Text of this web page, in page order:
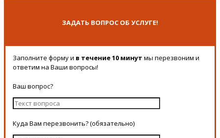
ЗАДАТЬ ВОПРОС ОБ УСЛУГЕ!
Заполните форму и в течение 10 минут мы перезвоним и
ответим на Ваши вопросы!
Ваш вопрос?
Куда Вам перезвонить? (обязательно)